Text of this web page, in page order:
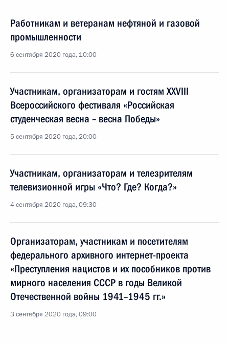
Работникам и ветеранам нефтяной и газовой
промышленности
6 сентября 2020 года, 10:00
Участникам, организаторам и гостям XXVIII
Всероссийского фестиваля «Российская
студенческая весна – весна Победы»
5 сентября 2020 года, 20:00
Участникам, организаторам и телезрителям
телевизионной игры «Что? Где? Когда?»
4 сентября 2020 года, 09:30
Организаторам, участникам и посетителям
федерального архивного интернет-проекта
«Преступления нацистов и их пособников против
мирного населения СССР в годы Великой
Отечественной войны 1941–1945 гг.»
3 сентября 2020 года, 09:00